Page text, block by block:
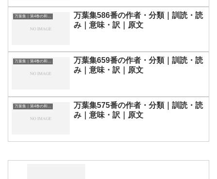
万葉集｜第4巻の和歌一覧
万葉集586番の作者・分類｜訓読・読
み｜意味・訳｜原文
万葉集｜第4巻の和歌一覧
万葉集659番の作者・分類｜訓読・読
み｜意味・訳｜原文
万葉集575番の作者・分類｜訓読・読
み｜意味・訳｜原文